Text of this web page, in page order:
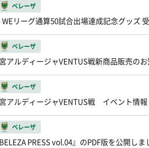
ベレーザ
リーグ通算50試合出場達成記念グッズ
ベレーザ
アルディージャVENTUS戦新商品販売の
ベレーザ
アルディージャVENTUS戦 イベント情報
ベレーザ
PRESS vol.04』のPDF版を公開しま